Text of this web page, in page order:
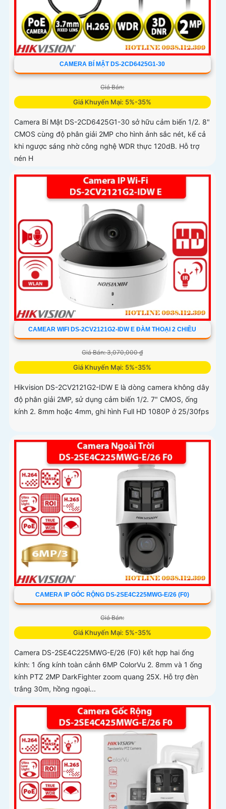
CAMERA BÍ MẬT DS-2CD6425G1-30
Giá Bán:
Giá Khuyến Mại: 5%-35%
Camera Bí Mật DS-2CD6425G1-30 sở hữu cảm biến 1/2. 8"
CMOS cùng độ phân giải 2MP cho hình ảnh sắc nét, kể cả
khi ngược sáng nhờ công nghệ WDR thực 120dB. Hỗ trợ
nén H
CAMEAR WIFI DS-2CV2121G2-IDW E ĐÀM THOẠI 2 CHIỀU
Giá Bán: 3,070,000 ₫
Giá Khuyến Mại: 5%-35%
Hikvision DS-2CV2121G2-IDW E là dòng camera không dây
độ phân giải 2MP, sử dụng cảm biến 1/2. 7" CMOS, ống
kính 2. 8mm hoặc 4mm, ghi hình Full HD 1080P ở 25/30fps
CAMERA IP GÓC RỘNG DS-2SE4C225MWG-E/26 (F0)
Giá Bán:
Giá Khuyến Mại: 5%-35%
Camera DS-2SE4C225MWG-E/26 (F0) kết hợp hai ống
kính: 1 ống kính toàn cảnh 6MP ColorVu 2. 8mm và 1 ống
kính PTZ 2MP DarkFighter zoom quang 25X. Hỗ trợ đèn
trắng 30m, hồng ngoại...